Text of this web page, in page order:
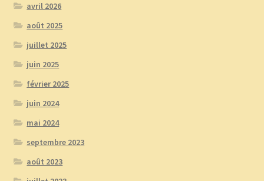
avril 2026
août 2025
juillet 2025
juin 2025
février 2025
juin 2024
mai 2024
septembre 2023
août 2023